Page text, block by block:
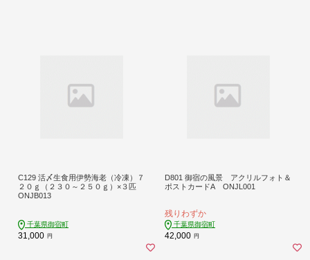
C129 活〆生食用伊勢海老（冷凍）７
２０ｇ（２３０～２５０ｇ）×３匹
ONJB013
千葉県御宿町
31,000 円
D801 御宿の風景 アクリルフォト＆
ポストカードA ONJL001
残りわずか
千葉県御宿町
42,000 円